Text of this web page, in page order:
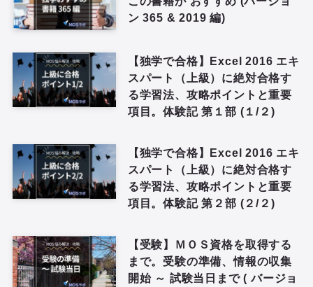
ン 365 & 2019 編)
【独学で合格】Excel 2016 エキ
スパート（上級）に絶対合格す
る学習法、攻略ポイントと重要
項目。体験記 第１部 (１/２)
【独学で合格】Excel 2016 エキ
スパート（上級）に絶対合格す
る学習法、攻略ポイントと重要
項目。体験記 第２部 (２/２)
【受験】ＭＯＳ資格を取得する
まで。受験の準備、情報の収集
開始 ～ 試験当日まで ( バージョ